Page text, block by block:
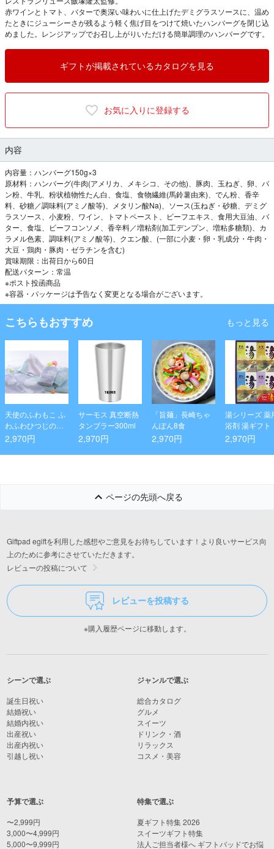
赤ワインとトマト、バターで奥深い味わいに仕上げたデミグラスソースに、温め
たときにジューシーさが残るよう軽く焦げ目をつけて焼いたハンバーグを閉じ込
めました。レンジアップでお召し上がりいただける簡単調理のハンバーグです。
ギフトが掲載されているカタログを見る
お気に入りに登録する
内容
内容量：ハンバーグ150g×3
原材料：ハンバーグ(牛肉(アメリカ、メキシコ、その他)、豚肉、玉ねぎ、卵、パ
ン粉、牛乳、粉状植物性たん白、食塩、食物繊維(馬鈴薯由来)、でん粉、香辛
料、砂糖／調味料(アミノ酸等)、メタリン酸Na)、ソース(玉ねぎ・砂糖、デミグ
ラスソース、小麦粉、ワイン、トマトペースト、ビーフエキス、食用大豆油、バ
ター、食塩、ビーフコンソメ、香辛料／増粘剤(加工デンプン、増粘多糖類)、カ
ラメル色素、調味料(アミノ酸等)、クエン酸、(一部に小麦・卵・乳成分・牛肉・
大豆・鶏肉・豚肉・ゼラチンを含む)
賞味期限：出荷日から60日
配送パターン：常温
※ポスト投函商品
※容器・パッケージは予告なく変更となる場合がございます。
こちらもおすすめ もっと見る
天使のふわもこ ふ
わふわひつじのか
くれんぼ ウォッシ
カチ2P
2,970円
サーモス 真空断熱
タンブラー300ml
2,970円
「旨麺」長崎ちゃ
んぽん8食
2,970円
湯シリーズ 薬
浴剤 湯ギフト
2,970円
ページの先頭へ戻る
Giftpad egiftを利用した感想やご意見をお待ちしています！より良いサービス向
上のために参考にさせていただきます。
レビューの投稿について
レビューを投稿する
※購入履歴ページに移動します。
シーンで選ぶ
誕生日祝い
結婚祝い
結婚内祝い
出産祝い
出産内祝い
引越し祝い
予算で選ぶ
〜2,999円
3,000〜4,999円
5,000〜9,999円
ジャンルで選ぶ
総合カタログ
グルメ
スイーツ
ドリンク・酒
リラックス
コスメ・美容
特集で選ぶ
夏ギフト特集 2026
スイーツギフト特集
法人ご担当者様へ ギフトパッドでお悩